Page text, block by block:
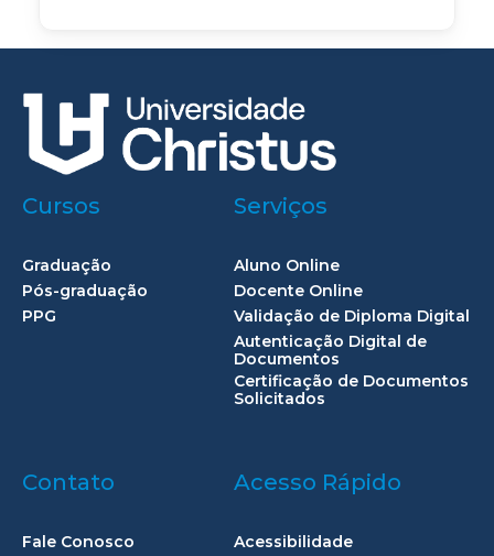
Cursos
Graduação
Pós-graduação
PPG
Serviços
Aluno Online
Docente Online
Validação de Diploma Digital
Autenticação Digital de
Documentos
Certificação de Documentos
Solicitados
Contato
Fale Conosco
Acesso Rápido
Acessibilidade